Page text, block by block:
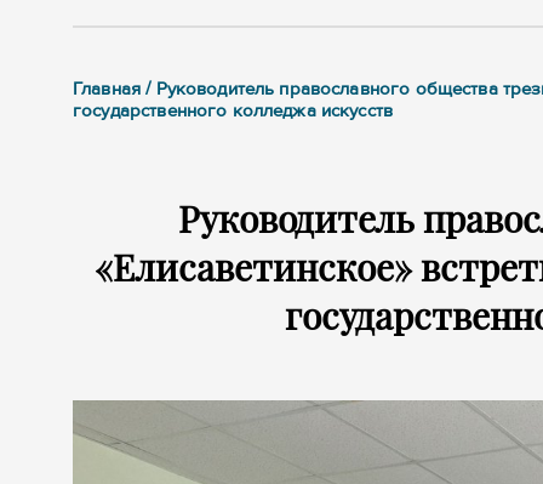
Главная / Руководитель православного общества
государственного колледжа искусств
Руководитель
«Елисаветинское»